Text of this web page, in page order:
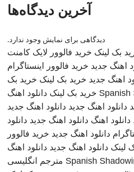
آخرین دیدگاه‌ها
دیدگاهی برای نمایش وجود ندارد.
بک لینک خرید فالوور لایک کامنت
اهنگ جدید خرید فالوور اینستاگرام
اهنگ جدید خرید بک لینک خرید بک
Spanish خرید بک لینک دانلود اهنگ
دانلود اهنگ جدید دانلود اهنگ جدید
دانلود اهنگ دانلود اهنگ جدید دانلود
دانلود اهنگ جدید خرید فالوور
لینک دانلود اهنگ جدید دانلود اهنگ
Spanish مترجم انگلیسی